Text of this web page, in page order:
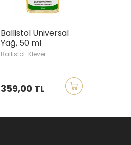
Ballistol Universal
Yağ, 50 ml
Ballistol-Klever
359,00 TL